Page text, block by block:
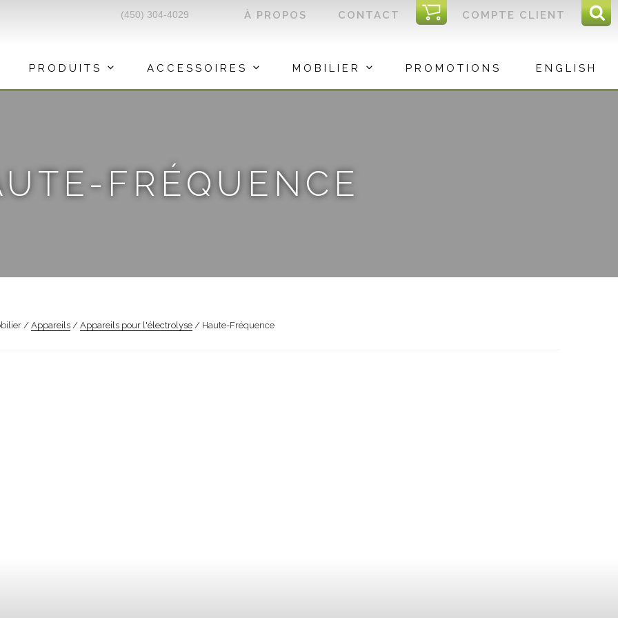
COMPTE CLIENT
I
C
CONTACT
À PROPOS
(450) 304-4029
PRODUITS ACCESSOIRES MOBILIER PROMOTIONS ENGLISH
FRÉQUENCE
/ Appareils / Appareils pour l'électrolyse / Haute-Fréquence